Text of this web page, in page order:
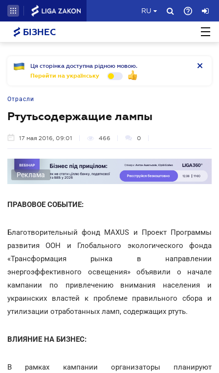
RU
БІЗНЕС
Ця сторінка доступна рідною мовою.
Перейти на українську
Отрасли
Ртутьсодержащие лампы
17 мая 2016, 09:01 466 0
Реклама
ПРАВОВОЕ СОБЫТИЕ:
Благотворительный фонд MAXUS и Проект Программы
развития ООН и Глобального экологического фонда
«Трансформация рынка в направлении
энергоэффективного освещения» объявили о начале
кампании по привлечению внимания населения и
украинских властей к проблеме правильного сбора и
утилизации отработанных ламп, содержащих ртуть.
ВЛИЯНИЕ НА БИЗНЕС:
В рамках кампании организаторы планируют